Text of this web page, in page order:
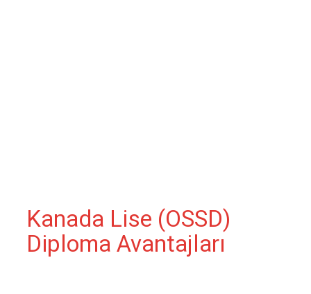
Kanada Lise (OSSD)
Diploma Avantajları